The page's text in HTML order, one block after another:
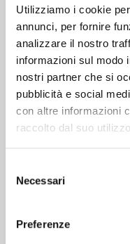
Utilizziamo i cookie
annunci, per fornire
analizzare il nostro
informazioni sul modo
nostri partner che si
pubblicità e social
con altre informazioni
raccolto dal suo
delNecessari
Preferenze
Altri